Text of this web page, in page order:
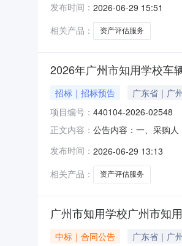
发布时间： 2026-06-29 15:51
相关产品：
资产评估服务
2026年广州市知用学校车
招标｜招标预告 广东省｜广
项目编号： 440104-2026-02548
正文内容： 公告内容：一、采购
发布时间： 2026-06-29 13:13
相关产品：
资产评估服务
广州市知用学校广州市知
中标｜合同公告 广东省｜广